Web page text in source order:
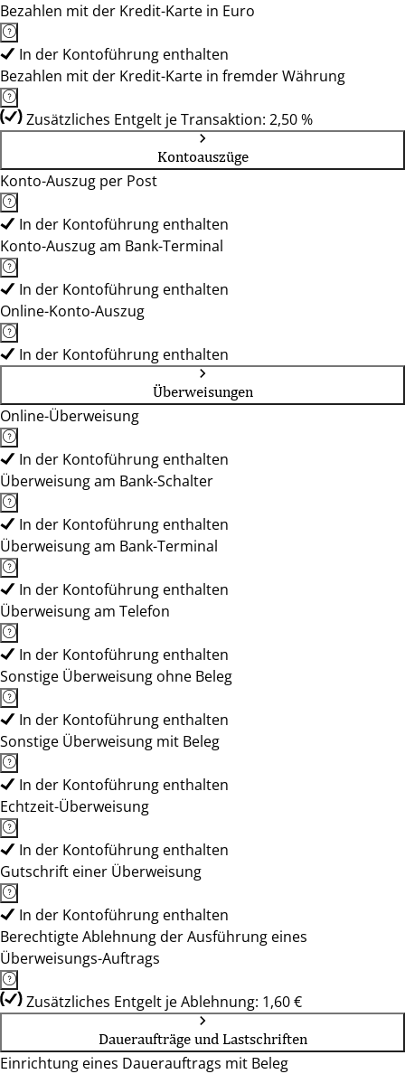
Bezahlen mit der Kredit-Karte in Euro
In der Kontoführung enthalten
Bezahlen mit der Kredit-Karte in fremder Währung
Zusätzliches Entgelt je Transaktion: 2,50 %
Kontoauszüge
Konto-Auszug per Post
In der Kontoführung enthalten
Konto-Auszug am Bank-Terminal
In der Kontoführung enthalten
Online-Konto-Auszug
In der Kontoführung enthalten
Überweisungen
Online-Überweisung
In der Kontoführung enthalten
Überweisung am Bank-Schalter
In der Kontoführung enthalten
Überweisung am Bank-Terminal
In der Kontoführung enthalten
Überweisung am Telefon
In der Kontoführung enthalten
Sonstige Überweisung ohne Beleg
In der Kontoführung enthalten
Sonstige Überweisung mit Beleg
In der Kontoführung enthalten
Echtzeit-Überweisung
In der Kontoführung enthalten
Gutschrift einer Überweisung
In der Kontoführung enthalten
Berechtigte Ablehnung der Ausführung eines
Überweisungs-Auftrags
Zusätzliches Entgelt je Ablehnung: 1,60 €
Daueraufträge und Lastschriften
Einrichtung eines Dauerauftrags mit Beleg